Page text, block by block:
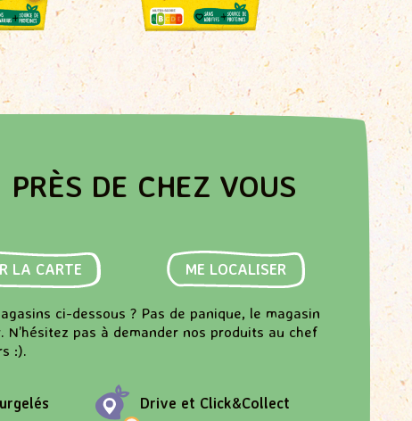
PRÈS DE CHEZ VOUS
LA CARTE ME LOCALISER
ci-dessous ? Pas de panique, le magasin
pas à demander nos produits au chef
:).
Drive et Click&Collect